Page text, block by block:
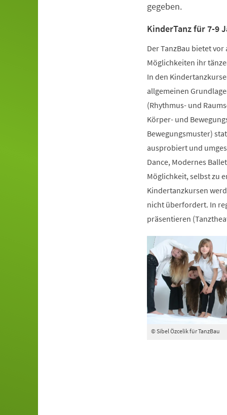
gegeben.
KinderTanz für 7-9
Der TanzBau bietet
Möglichkeiten ihr
In den
allgemeinen
(Rhythmus- und
Körper- und
Bewegungsmuster)
ausprobiert und
Dance, Modernes
Möglichkeit, selbst zu
Kindertanzkursen
nicht überfordert. In
präsentieren
© Sibel Özcelik für TanzBau